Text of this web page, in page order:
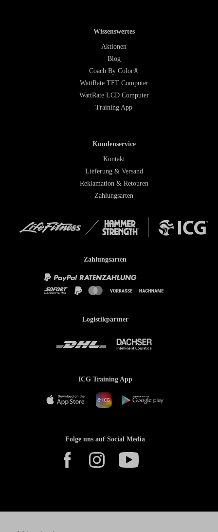
Wissenswertes
Aktionen
Blog
Coach By Color®
WattRate TFT Computer
WattRate LCD Computer
Training App
Kundenservice
Kontakt
Lieferung & Versand
Reklamation & Retouren
Zahlungsarten
Zahlungsarten
Logistikpartner
ICG Training App
Folge uns auf Social Media